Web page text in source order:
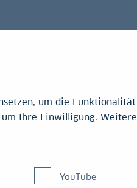
um die Funktionalität
Ihre Einwilligung. Weitere
YouTube